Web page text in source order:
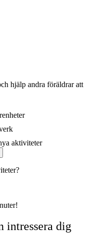
hjälp andra föräldrar att
aktiviteter
intressera dig